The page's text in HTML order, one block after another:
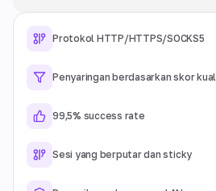
Protokol HTTP/HTTPS/SOCKS5
Penyaringan berdasarkan skor
99,5% success rate
Sesi yang berputar dan sticky